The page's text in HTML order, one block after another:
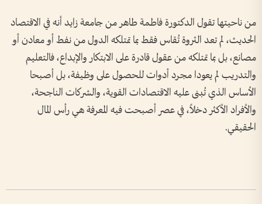
من ناحيتها تقول الدكتورة فاطمة طاهر من جامعة زايد أنه في الاقتصاد
الحديث، لم تعد الثروة تُقاس فقط بما تمتلكه الدول من نفط أو معادن أو
مصانع، بل بما تمتلكه من عقول قادرة على الابتكار والإبداع، فالتعليم
والتدريب لم يعودا مجرد أدوات للحصول على وظيفة، بل أصبحا
الأساس الذي تُبنى عليه الاقتصادات القوية، والشركات الناجحة،
والأفراد الأكثر دخلاً، في عصر أصبحت فيه المعرفة هي رأس المال
الحقيقي.